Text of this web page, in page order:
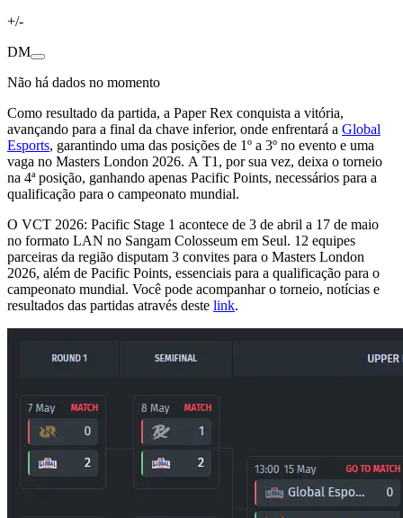
+/-
DM
Não há dados no momento
Como resultado da partida, a Paper Rex conquista a vitória,
avançando para a final da chave inferior, onde enfrentará a Global
Esports, garantindo uma das posições de 1º a 3º no evento e uma
vaga no Masters London 2026. A T1, por sua vez, deixa o torneio
na 4ª posição, ganhando apenas Pacific Points, necessários para a
qualificação para o campeonato mundial.
O VCT 2026: Pacific Stage 1 acontece de 3 de abril a 17 de maio
no formato LAN no Sangam Colosseum em Seul. 12 equipes
parceiras da região disputam 3 convites para o Masters London
2026, além de Pacific Points, essenciais para a qualificação para o
campeonato mundial. Você pode acompanhar o torneio, notícias e
resultados das partidas através deste link.